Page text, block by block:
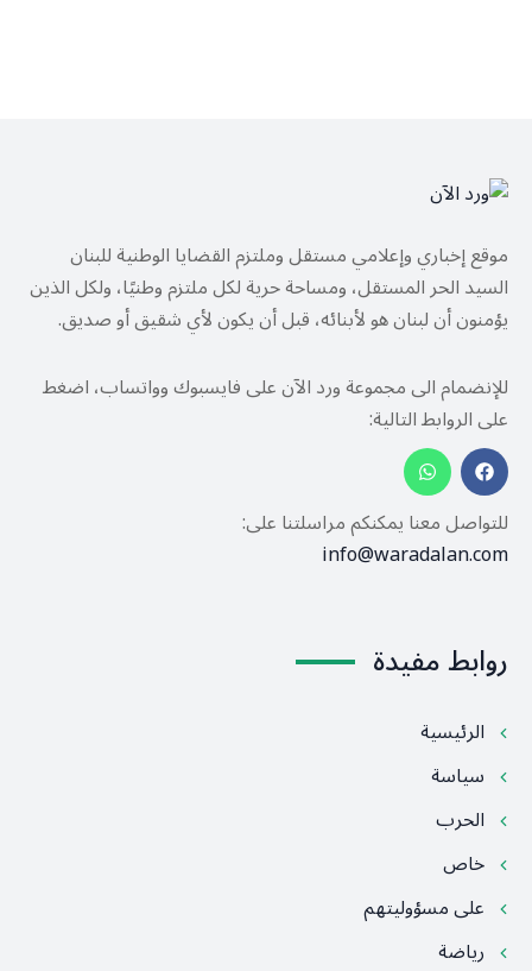
موقع إخباري وإعلامي مستقل وملتزم القضايا الوطنية للبنان
السيد الحر المستقل، ومساحة حرية لكل ملتزم وطنيًا، ولكل الذين
يؤمنون أن لبنان هو لأبنائه، قبل أن يكون لأي شقيق أو صديق.
للإنضمام الى مجموعة ورد الآن على فايسبوك وواتساب، اضغط
على الروابط التالية:
للتواصل معنا يمكنكم مراسلتنا على:
info@waradalan.com
روابط مفيدة
الرئيسية
سياسة
الحرب
خاص
على مسؤوليتهم
رياضة